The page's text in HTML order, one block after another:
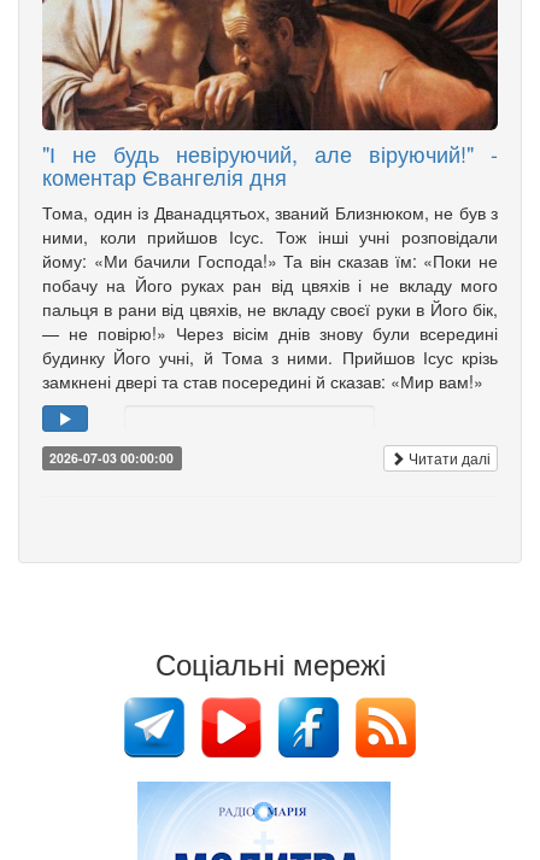
"І не будь невіруючий, але віруючий!" -
коментар Євангелія дня
Тома, один із Дванадцятьох, званий Близнюком, не був з
ними, коли прийшов Ісус. Тож інші учні розповідали
йому: «Ми бачили Господа!» Та він сказав їм: «Поки не
побачу на Його руках ран від цвяхів і не вкладу мого
пальця в рани від цвяхів, не вкладу своєї руки в Його бік,
— не повірю!» Через вісім днів знову були всередині
будинку Його учні, й Тома з ними. Прийшов Ісус крізь
замкнені двері та став посередині й сказав: «Мир вам!»
2026-07-03 00:00:00 Читати далі
Соціальні мережі